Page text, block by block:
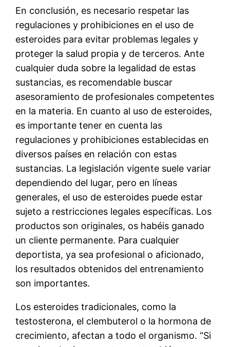
En conclusión, es necesario respetar las
regulaciones y prohibiciones en el uso de
esteroides para evitar problemas legales y
proteger la salud propia y de terceros. Ante
cualquier duda sobre la legalidad de estas
sustancias, es recomendable buscar
asesoramiento de profesionales competentes
en la materia. En cuanto al uso de esteroides,
es importante tener en cuenta las
regulaciones y prohibiciones establecidas en
diversos países en relación con estas
sustancias. La legislación vigente suele variar
dependiendo del lugar, pero en líneas
generales, el uso de esteroides puede estar
sujeto a restricciones legales específicas. Los
productos son originales, os habéis ganado
un cliente permanente. Para cualquier
deportista, ya sea profesional o aficionado,
los resultados obtenidos del entrenamiento
son importantes.
Los esteroides tradicionales, como la
testosterona, el clembuterol o la hormona de
crecimiento, afectan a todo el organismo. “Si